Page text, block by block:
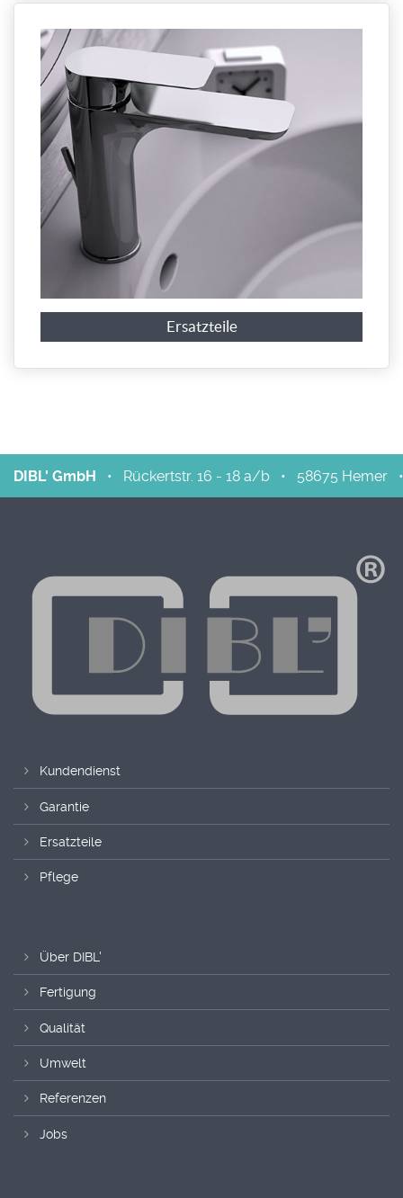
Ersatzteile
DIBL' GmbH • Rückertstr. 16 - 18 a/b • 58675 Hemer
Kundendienst
Garantie
Ersatzteile
Pflege
Über DIBL'
Fertigung
Qualität
Umwelt
Referenzen
Jobs